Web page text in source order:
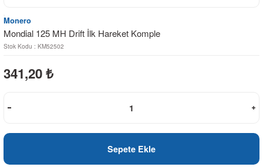
Monero
Mondial 125 MH Drift İlk Hareket Komple
Stok Kodu : KM52502
341,20 ₺
Sepete Ekle